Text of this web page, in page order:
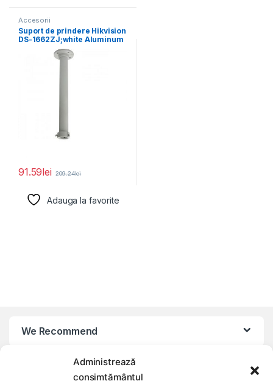
Administrează
consimțământul
Accesorii
Suport de prindere Hikvision
DS-1662ZJ;white Aluminum
alloy Φ116.5×500mm
91.59lei 209.24lei
Adauga la favorite
We Recommend
My Account